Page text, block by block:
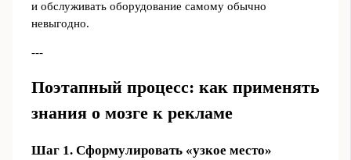
и обслуживать оборудование самому обычно
невыгодно.
---
Поэтапный процесс: как применять
знания о мозге к рекламе
Шаг 1. Сформулировать «узкое место»